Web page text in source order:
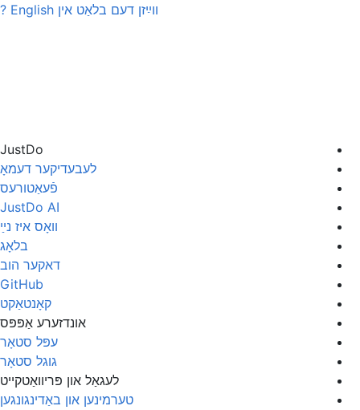
ווײַזן דעם בלאַט אין English
?
JustDo
לעבעדיקער דעמאָ
פֿעאַטורעס
JustDo AI
װאָס איז נײַ
בלאָג
דאקער הוב
GitHub
קאָנטאַקט
אונדזערע אַפּפּס
עפּל סטאָר
גוגל סטאָר
לעגאַל און פּריוואַטקייט
טערמינען און באַדינגונגען